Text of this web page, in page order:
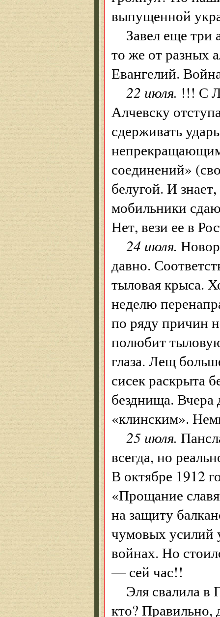
выпущенной
Завел еще три
то же от разных
Евангелий.
22 июля. !!! С
Алчевску
сдерживать
соединений»
белугой. И
мобильники
Нет, вези ее в
24 июля.
давно.
тыловая крыса.
неделю
по ряду причин
полюбит
глаза. Лещ
сисек раскрыта
безднища. Вчера
«клинским».
25 июля.
всегда, но
В октябре 1912
«Прощание
на защиту
чумовых усилий
войнах. Но
— сей час!!
Эля свалила в
кто? Правильно,